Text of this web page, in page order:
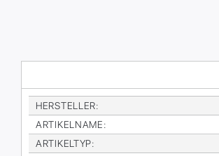
HER­STEL­LER:
AR­TI­KEL­NA­ME:
AR­TI­KEL­TYP: